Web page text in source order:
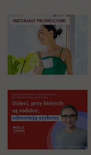
MATERIAŁY PROMOCYJNE